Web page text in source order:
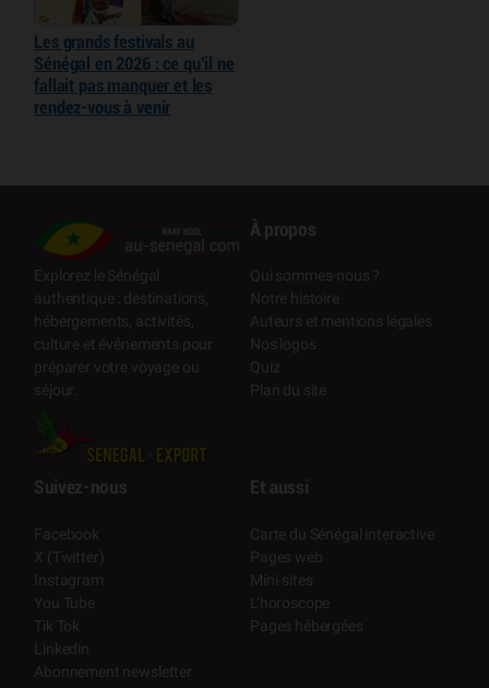
Les grands festivals au
Sénégal en 2026 : ce qu’il ne
fallait pas manquer et les
rendez-vous à venir
Explorez le Sénégal
authentique : destinations,
hébergements, activités,
culture et événements pour
préparer votre voyage ou
séjour.
À propos
Qui sommes-nous ?
Notre histoire
Auteurs et mentions légales
Nos logos
Quiz
Plan du site
Suivez-nous
Facebook
X (Twitter)
Instagram
You Tube
Tik Tok
Linkedin
Abonnement newsletter
Et aussi
Carte du Sénégal interactive
Pages web
Mini-sites
L’horoscope
Pages hébergées